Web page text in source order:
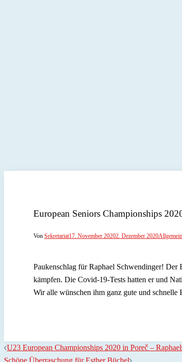
European Seniors Championships
Von Sekretariat17. November 20202. Dezember 2020
Paukenschlag für Raphael Schwendinger! Der
kämpfen. Die Covid-19-Tests hatten er und
Wir alle wünschen ihm ganz gute und schnelle
U23 European Championships 2020 in Poreč –
Schöne Überraschung für Esther Büchel